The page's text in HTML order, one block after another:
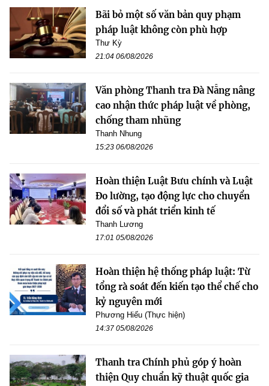
Bãi bỏ một số văn bản quy phạm
pháp luật không còn phù hợp
Thư Kỳ
21:04 06/08/2026
Văn phòng Thanh tra Đà Nẵng nâng
cao nhận thức pháp luật về phòng,
chống tham nhũng
Thanh Nhung
15:23 06/08/2026
Hoàn thiện Luật Bưu chính và Luật
Đo lường, tạo động lực cho chuyển
đổi số và phát triển kinh tế
Thanh Lương
17:01 05/08/2026
Hoàn thiện hệ thống pháp luật: Từ
tổng rà soát đến kiến tạo thể chế cho
kỷ nguyên mới
Phương Hiếu (Thực hiện)
14:37 05/08/2026
Thanh tra Chính phủ góp ý hoàn
thiện Quy chuẩn kỹ thuật quốc gia